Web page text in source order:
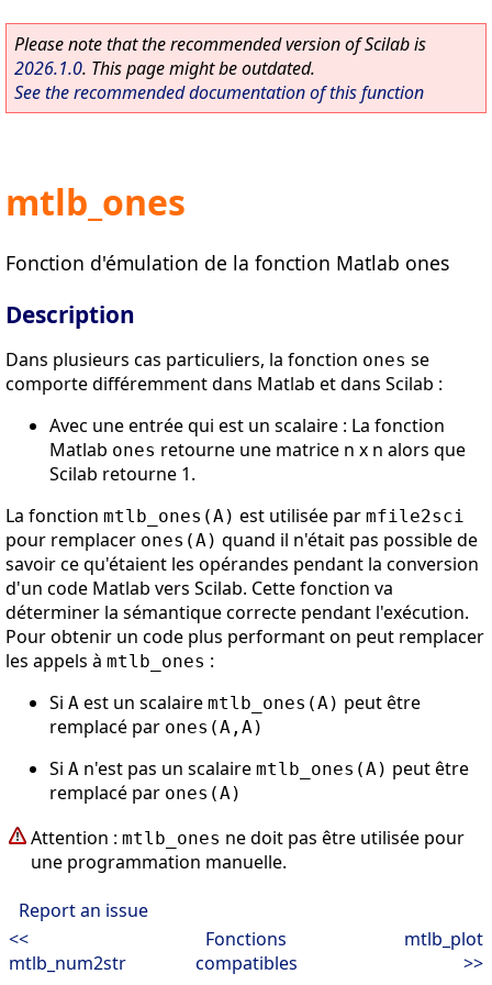
Please note that the recommended version of Scilab is
2026.1.0. This page might be outdated.
See the recommended documentation of this function
mtlb_ones
Fonction d'émulation de la fonction Matlab ones
Description
Dans plusieurs cas particuliers, la fonction ones se
comporte différemment dans Matlab et dans Scilab :
Avec une entrée qui est un scalaire : La fonction
Matlab ones retourne une matrice n x n alors que
Scilab retourne 1.
La fonction mtlb_ones(A) est utilisée par mfile2sci
pour remplacer ones(A) quand il n'était pas possible de
savoir ce qu'étaient les opérandes pendant la conversion
d'un code Matlab vers Scilab. Cette fonction va
déterminer la sémantique correcte pendant l'exécution.
Pour obtenir un code plus performant on peut remplacer
les appels à mtlb_ones :
Si A est un scalaire mtlb_ones(A) peut être
remplacé par ones(A,A)
Si A n'est pas un scalaire mtlb_ones(A) peut être
remplacé par ones(A)
Attention : mtlb_ones ne doit pas être utilisée pour
une programmation manuelle.
Report an issue
<<
mtlb_num2str
Fonctions
compatibles
mtlb_plot
>>